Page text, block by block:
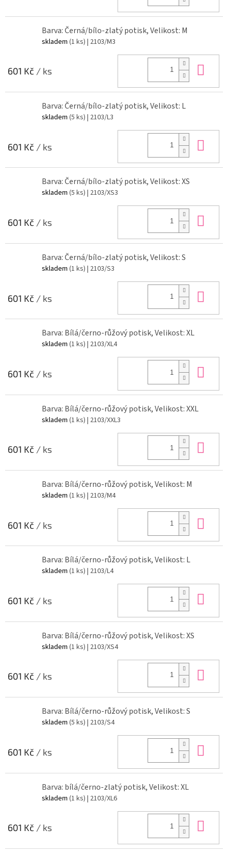
Barva: Černá/bílo-zlatý potisk, Velikost: M
skladem (1 ks) | 2103/M3
601 Kč / ks
Barva: Černá/bílo-zlatý potisk, Velikost: L
skladem (5 ks) | 2103/L3
601 Kč / ks
Barva: Černá/bílo-zlatý potisk, Velikost: XS
skladem (5 ks) | 2103/XS3
601 Kč / ks
Barva: Černá/bílo-zlatý potisk, Velikost: S
skladem (1 ks) | 2103/S3
601 Kč / ks
Barva: Bílá/černo-růžový potisk, Velikost: XL
skladem (1 ks) | 2103/XL4
601 Kč / ks
Barva: Bílá/černo-růžový potisk, Velikost: XXL
skladem (1 ks) | 2103/XXL3
601 Kč / ks
Barva: Bílá/černo-růžový potisk, Velikost: M
skladem (1 ks) | 2103/M4
601 Kč / ks
Barva: Bílá/černo-růžový potisk, Velikost: L
skladem (1 ks) | 2103/L4
601 Kč / ks
Barva: Bílá/černo-růžový potisk, Velikost: XS
skladem (1 ks) | 2103/XS4
601 Kč / ks
Barva: Bílá/černo-růžový potisk, Velikost: S
skladem (5 ks) | 2103/S4
601 Kč / ks
Barva: bílá/černo-zlatý potisk, Velikost: XL
skladem (1 ks) | 2103/XL6
601 Kč / ks